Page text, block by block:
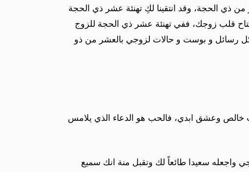
من ذي الحجة، وقد انتقينا لكِ تهنئة عشر ذي الحجة
قلب زوجك، ففي تهنئة عشر ذي الحجة للزوج
كل رسائل و بوست و حالات لزوجي بالعشر من ذو
خالص وعشق ابدي، فالحب هو الدعاء الذي يلامس
واجعله سعيدا طائعاً لك وتقبل منة انك سميع